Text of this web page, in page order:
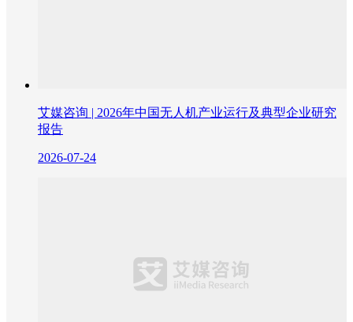
艾媒咨询 | 2026年中国无人机产业运行及典型企业研究
报告
2026-07-24